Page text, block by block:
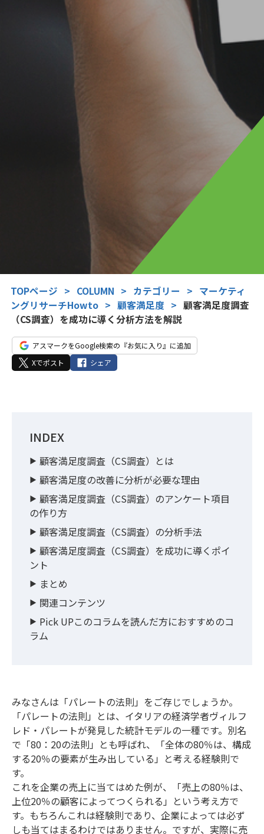
TOPページ > COLUMN > カテゴリー > マーケティ
ングリサーチHowto > 顧客満足度 > 顧客満足度調査
（CS調査）を成功に導く分析方法を解説
アスマークをGoogle検索の『お気に入り』に追加
Xでポスト
シェア
INDEX
顧客満足度調査（CS調査）とは
顧客満足度の改善に分析が必要な理由
顧客満足度調査（CS調査）のアンケート項目
の作り方
顧客満足度調査（CS調査）の分析手法
顧客満足度調査（CS調査）を成功に導くポイ
ント
まとめ
関連コンテンツ
Pick UPこのコラムを読んだ方におすすめのコ
ラム
みなさんは「パレートの法則」をご存じでしょうか。
「パレートの法則」とは、イタリアの経済学者ヴィルフ
レド・パレートが発見した統計モデルの一種です。別名
で「80：20の法則」とも呼ばれ、「全体の80％は、構成
する20％の要素が生み出している」と考える経験則で
す。
これを企業の売上に当てはめた例が、「売上の80％は、
上位20％の顧客によってつくられる」という考え方で
す。もちろんこれは経験則であり、企業によっては必ず
しも当てはまるわけではありません。ですが、実際に売